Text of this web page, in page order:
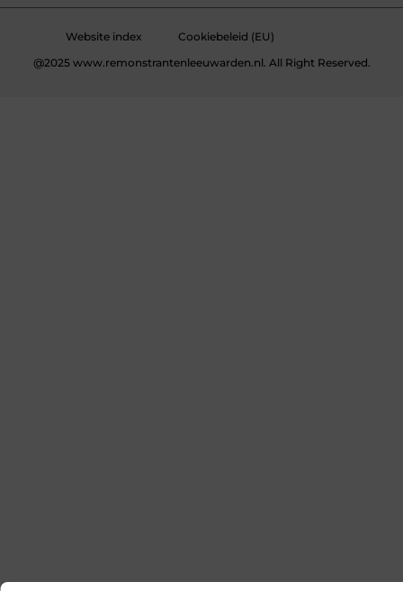
Website index
Cookiebeleid (EU)
@2025 www.remonstrantenleeuwarden.nl. All Right Reserved.